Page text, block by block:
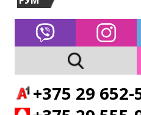
+375 29 652-50-08
+375 29 555-96-96